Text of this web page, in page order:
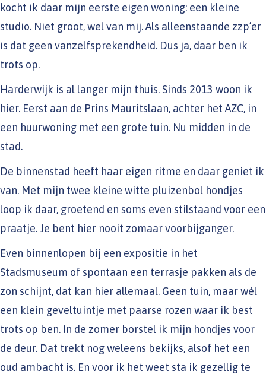
kocht ik daar mijn eerste eigen woning: een kleine
studio. Niet groot, wel van mij. Als alleenstaande zzp’er
is dat geen vanzelfsprekendheid. Dus ja, daar ben ik
trots op.
Harderwijk is al langer mijn thuis. Sinds 2013 woon ik
hier. Eerst aan de Prins Mauritslaan, achter het AZC, in
een huurwoning met een grote tuin. Nu midden in de
stad.
De binnenstad heeft haar eigen ritme en daar geniet ik
van. Met mijn twee kleine witte pluizenbol hondjes
loop ik daar, groetend en soms even stilstaand voor een
praatje. Je bent hier nooit zomaar voorbijganger.
Even binnenlopen bij een expositie in het
Stadsmuseum of spontaan een terrasje pakken als de
zon schijnt, dat kan hier allemaal. Geen tuin, maar wél
een klein geveltuintje met paarse rozen waar ik best
trots op ben. In de zomer borstel ik mijn hondjes voor
de deur. Dat trekt nog weleens bekijks, alsof het een
oud ambacht is. En voor ik het weet sta ik gezellig te